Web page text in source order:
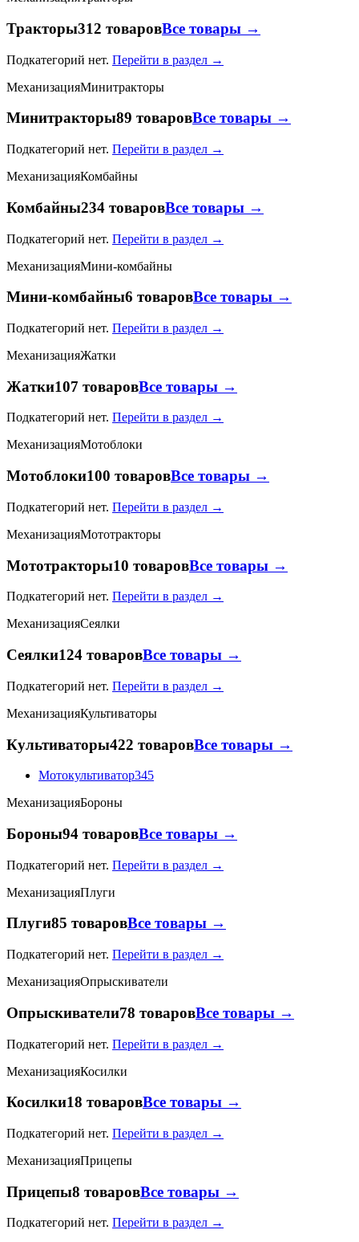
Тракторы312 товаровВсе товары →
Подкатегорий нет. Перейти в раздел →
МеханизацияМинитракторы
Минитракторы89 товаровВсе товары →
Подкатегорий нет. Перейти в раздел →
МеханизацияКомбайны
Комбайны234 товаровВсе товары →
Подкатегорий нет. Перейти в раздел →
МеханизацияМини-комбайны
Мини-комбайны6 товаровВсе товары →
Подкатегорий нет. Перейти в раздел →
МеханизацияЖатки
Жатки107 товаровВсе товары →
Подкатегорий нет. Перейти в раздел →
МеханизацияМотоблоки
Мотоблоки100 товаровВсе товары →
Подкатегорий нет. Перейти в раздел →
МеханизацияМототракторы
Мототракторы10 товаровВсе товары →
Подкатегорий нет. Перейти в раздел →
МеханизацияСеялки
Сеялки124 товаровВсе товары →
Подкатегорий нет. Перейти в раздел →
МеханизацияКультиваторы
Культиваторы422 товаровВсе товары →
Мотокультиватор345
МеханизацияБороны
Бороны94 товаровВсе товары →
Подкатегорий нет. Перейти в раздел →
МеханизацияПлуги
Плуги85 товаровВсе товары →
Подкатегорий нет. Перейти в раздел →
МеханизацияОпрыскиватели
Опрыскиватели78 товаровВсе товары →
Подкатегорий нет. Перейти в раздел →
МеханизацияКосилки
Косилки18 товаровВсе товары →
Подкатегорий нет. Перейти в раздел →
МеханизацияПрицепы
Прицепы8 товаровВсе товары →
Подкатегорий нет. Перейти в раздел →